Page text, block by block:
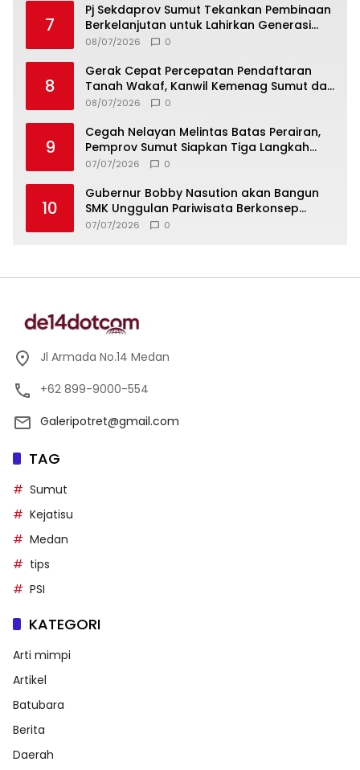
7
Pj Sekdaprov Sumut Tekankan Pembinaan
Berkelanjutan untuk Lahirkan Generasi
Qurani Berkarakter
08/07/2026 0
8
Gerak Cepat Percepatan Pendaftaran
Tanah Wakaf, Kanwil Kemenag Sumut dan
Lintas Instansi Bahas Draf MoU
08/07/2026 0
9
Cegah Nelayan Melintas Batas Perairan,
Pemprov Sumut Siapkan Tiga Langkah
Strategis
07/07/2026 0
10
Gubernur Bobby Nasution akan Bangun
SMK Unggulan Pariwisata Berkonsep
Boarding School di Samosir
07/07/2026 0
Jl Armada No.14 Medan
+62 899-9000-554
Galeripotret@gmail.com
TAG
Sumut
Kejatisu
Medan
tips
PSI
KATEGORI
Arti mimpi
Artikel
Batubara
Berita
Daerah